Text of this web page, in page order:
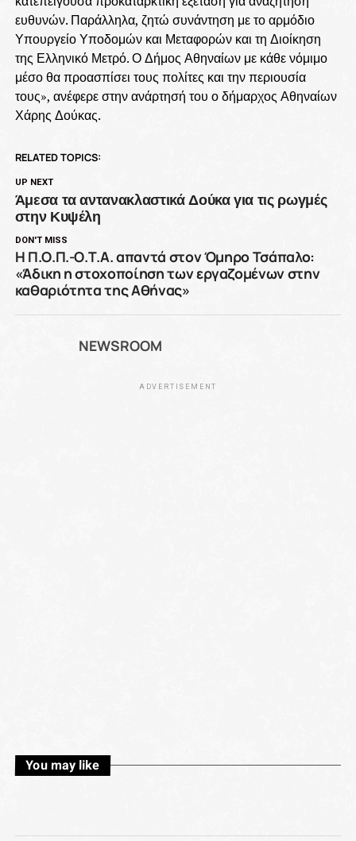
ευθυνών. Παράλληλα, ζητώ συνάντηση με το αρμόδιο
Υπουργείο Υποδομών και Μεταφορών και τη Διοίκηση
της Ελληνικό Μετρό. Ο Δήμος Αθηναίων με κάθε νόμιμο
μέσο θα προασπίσει τους πολίτες και την περιουσία
τους», ανέφερε στην ανάρτησή του ο δήμαρχος Αθηναίων
Χάρης Δούκας.
RELATED TOPICS:
UP NEXT
Άμεσα τα αντανακλαστικά Δούκα για τις ρωγμές
στην Κυψέλη
DON'T MISS
Η Π.Ο.Π.-Ο.Τ.Α. απαντά στον Όμηρο Τσάπαλο:
«Άδικη η στοχοποίηση των εργαζομένων στην
καθαριότητα της Αθήνας»
NEWSROOM
ADVERTISEMENT
You may like